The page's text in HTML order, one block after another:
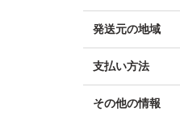
発送元の地域
支払い方法
その他の情報